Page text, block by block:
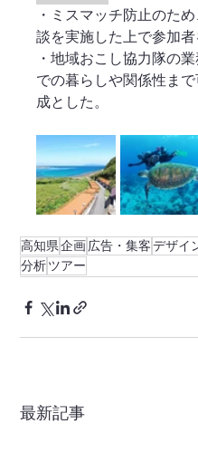
・ミスマッチ防止のた
談を実施した上で参加者
・地域おこし協力隊の
での暮らしや関係性ま
成とした。
高知県 企画広告・集客 デザイ
分析ツアー
最新記事